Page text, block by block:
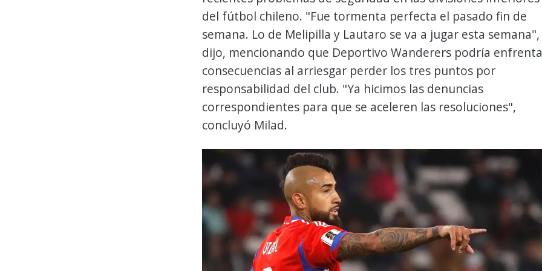
del fútbol chileno. "Fue tormenta perfecta el pasado fin de
semana. Lo de Melipilla y Lautaro se va a jugar esta semana",
dijo, mencionando que Deportivo Wanderers podría
consecuencias al arriesgar perder los tres puntos por
responsabilidad del club. "Ya hicimos las denuncias
correspondientes para que se aceleren las resoluciones",
concluyó Milad.